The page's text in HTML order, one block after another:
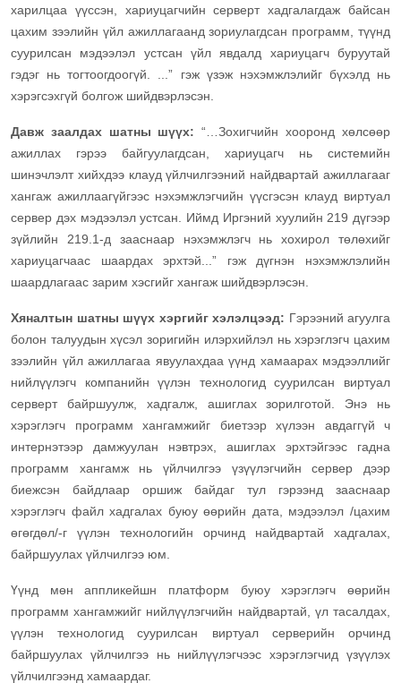
харилцаа үүссэн, хариуцагчийн серверт хадгалагдаж байсан
цахим зээлийн үйл ажиллагаанд зориулагдсан программ, түүнд
суурилсан мэдээлэл устсан үйл явдалд хариуцагч буруутай
гэдэг нь тогтоогдоогүй. ...” гэж үзэж нэхэмжлэлийг бүхэлд нь
хэрэгсэхгүй болгож шийдвэрлэсэн.
Давж заалдах шатны шүүх: “…Зохигчийн хооронд хөлсөөр
ажиллах гэрээ байгуулагдсан, хариуцагч нь системийн
шинэчлэлт хийхдээ клауд үйлчилгээний найдвартай ажиллагааг
хангаж ажиллаагүйгээс нэхэмжлэгчийн үүсгэсэн клауд виртуал
сервер дэх мэдээлэл устсан. Иймд Иргэний хуулийн 219 дүгээр
зүйлийн 219.1-д зааснаар нэхэмжлэгч нь хохирол төлөхийг
хариуцагчаас шаардах эрхтэй...” гэж дүгнэн нэхэмжлэлийн
шаардлагаас зарим хэсгийг хангаж шийдвэрлэсэн.
Хяналтын шатны шүүх хэргийг хэлэлцээд: Гэрээний агуулга
болон талуудын хүсэл зоригийн илэрхийлэл нь хэрэглэгч цахим
зээлийн үйл ажиллагаа явуулахдаа үүнд хамаарах мэдээллийг
нийлүүлэгч компанийн үүлэн технологид суурилсан виртуал
серверт байршуулж, хадгалж, ашиглах зорилготой. Энэ нь
хэрэглэгч программ хангамжийг биетээр хүлээн авдаггүй ч
интернэтээр дамжуулан нэвтрэх, ашиглах эрхтэйгээс гадна
программ хангамж нь үйлчилгээ үзүүлэгчийн сервер дээр
биежсэн байдлаар оршиж байдаг тул гэрээнд зааснаар
хэрэглэгч файл хадгалах буюу өөрийн дата, мэдээлэл /цахим
өгөгдөл/-г үүлэн технологийн орчинд найдвартай хадгалах,
байршуулах үйлчилгээ юм.
Үүнд мөн аппликейшн платформ буюу хэрэглэгч өөрийн
программ хангамжийг нийлүүлэгчийн найдвартай, үл тасалдах,
үүлэн технологид суурилсан виртуал серверийн орчинд
байршуулах үйлчилгээ нь нийлүүлэгчээс хэрэглэгчид үзүүлэх
үйлчилгээнд хамаардаг.